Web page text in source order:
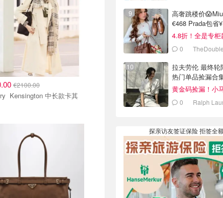
€2100.00
卡其
高奢跳楼价
€468 Prada包省
4.8折！全是专柜
0
拉夫劳伦 最终轮
热门单品捡漏合
黄金码捡漏！小
€280 Ralph
探亲访友签证保险 拒签全